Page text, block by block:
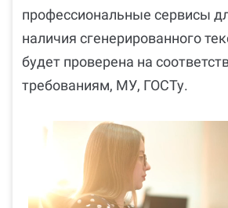
профессиональные сервисы
наличия сгенерированного
будет проверена на
требованиям, МУ, ГОСТу.